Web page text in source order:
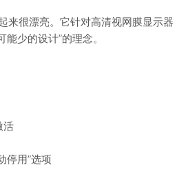
来很漂亮。它针对高清视网膜显示器
少的设计”的理念。
活
停用”选项